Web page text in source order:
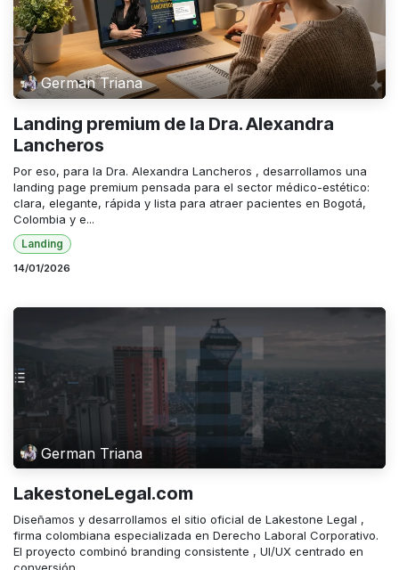
German Triana
Landing premium de la Dra. Alexandra
Lancheros
Por eso, para la Dra. Alexandra Lancheros , desarrollamos una
landing page premium pensada para el sector médico-estético:
clara, elegante, rápida y lista para atraer pacientes en Bogotá,
Colombia y e...
Landing
14/01/2026
German Triana
LakestoneLegal.com
Diseñamos y desarrollamos el sitio oficial de Lakestone Legal ,
firma colombiana especializada en Derecho Laboral Corporativo.
El proyecto combinó branding consistente , UI/UX centrado en